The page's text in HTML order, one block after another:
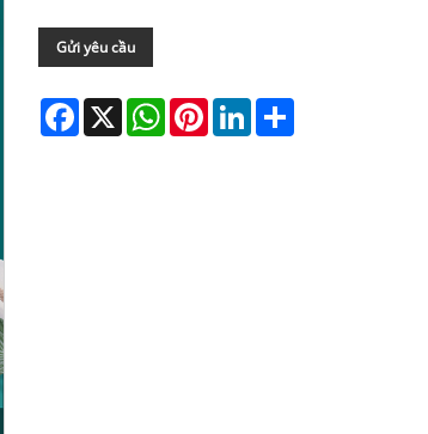
Gửi yêu cầu
Facebook
X WhatsAppPinterestLinkedInShare